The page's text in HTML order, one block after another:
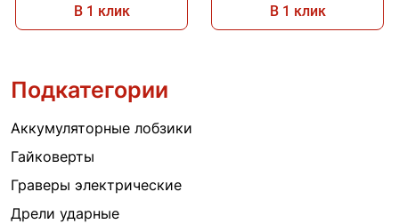
В 1 клик В 1 клик
Подкатегории
Аккумуляторные лобзики
Гайковерты
Граверы электрические
Дрели ударные